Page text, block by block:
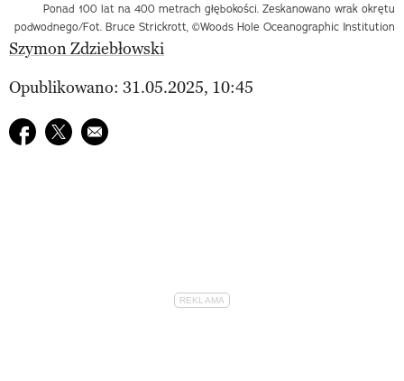
Ponad 100 lat na 400 metrach głębokości. Zeskanowano wrak okrętu
podwodnego/Fot. Bruce Strickrott, ©Woods Hole Oceanographic Institution
Szymon Zdziebłowski
Opublikowano: 31.05.2025, 10:45
Udostępnij na facebook
Udostępnij na twitter
E-mail do przyjaciela